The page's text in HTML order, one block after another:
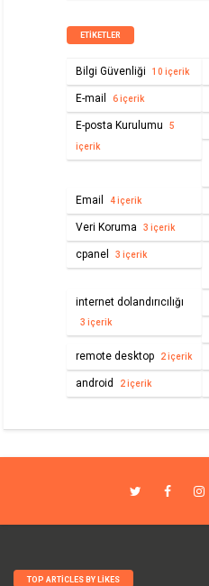
ETIKETLER
Bilgi Güvenliği 10 içerik
E-mail 6 içerik
E-posta Kurulumu 5
içerik
Email 4 içerik
Veri Koruma 3 içerik
cpanel 3 içerik
internet dolandırıcılığı
3 içerik
remote desktop 2 içerik
android 2 içerik
TOP ARTICLES BY LIKES